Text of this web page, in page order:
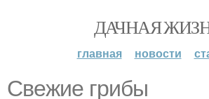
ДАЧНАЯ
главная новости
Свежие грибы